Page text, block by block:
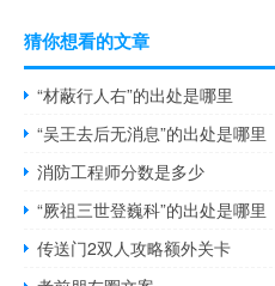
猜你想看的文章
“材蔽行人右”的出处是哪里
“吴王去后无消息”的出处是哪里
消防工程师分数是多少
“厥祖三世登巍科”的出处是哪里
传送门2双人攻略额外关卡